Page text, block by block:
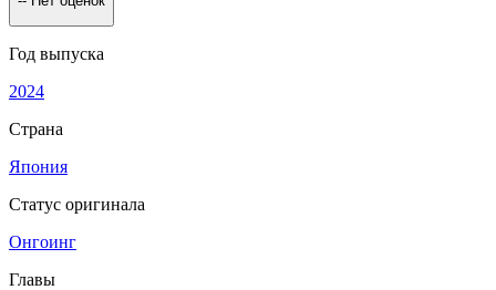
Год выпуска
2024
Страна
Япония
Статус оригинала
Онгоинг
Главы